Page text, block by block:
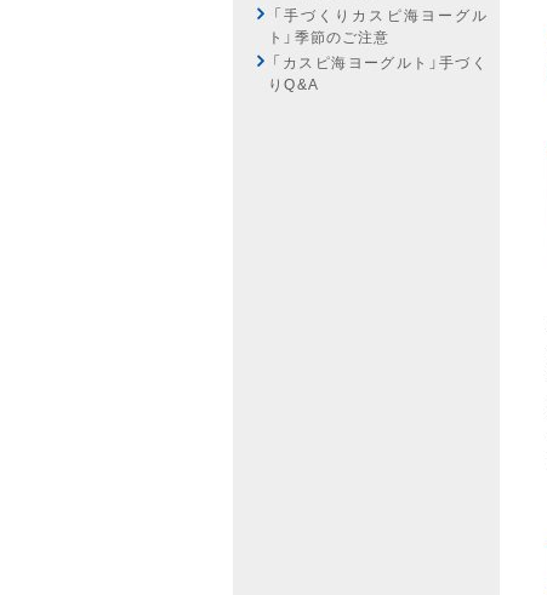
「手づくりカスピ海ヨーグル
ト」季節のご注意
「カスピ海ヨーグルト」手づく
りQ&A